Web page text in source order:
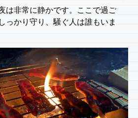
は非常に静かです。ここで過ご
っかり守り、騒ぐ人は誰もいま